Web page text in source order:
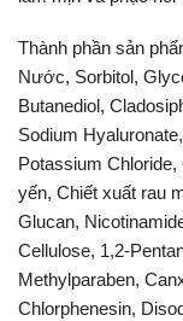
Thành phần sản
Nước, Sorbitol,
Butanediol,
Sodium
Potassium
yến, Chiết xuất rau
Glucan,
Cellulose, 1,2-
Methylparaben,
Chlorphenesin,